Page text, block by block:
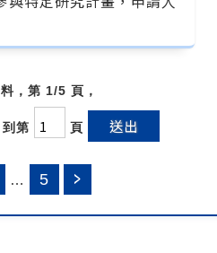
，第 1/5 頁，
第 頁 送出
… 5